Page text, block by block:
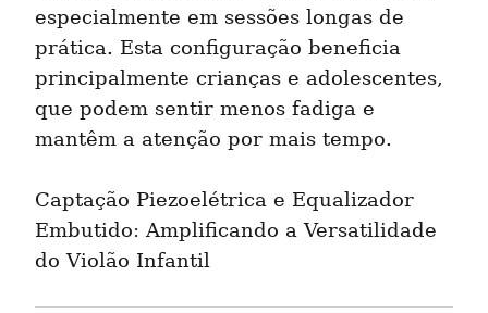
especialmente em sessões longas de
prática. Esta configuração beneficia
principalmente crianças e adolescentes,
que podem sentir menos fadiga e
mantêm a atenção por mais tempo.
Captação Piezoelétrica e Equalizador
Embutido: Amplificando a Versatilidade
do Violão Infantil